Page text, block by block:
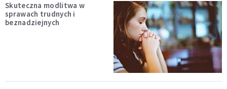
Skuteczna modlitwa w
sprawach trudnych i
beznadziejnych